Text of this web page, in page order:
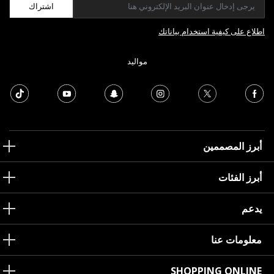
اشتراك
اطلاع على كيفية استخدام بياناتك
مواليد
أبرز المصممين
أبرز الفئات
يدعم
معلومات عنا
SHOPPING ONLINE